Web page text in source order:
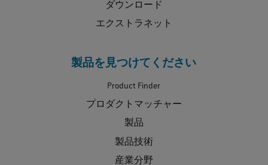
ダウンロード
エクストラネット
製品を見つけてください
Product Finder
プロダクトマッチャー
製品
製品技術
産業分野